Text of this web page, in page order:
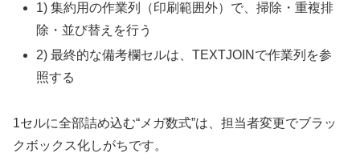
1) 集約用の作業列（印刷範囲外）で、掃除・重複排
除・並び替えを行う
2) 最終的な備考欄セルは、TEXTJOINで作業列を参
照する
1セルに全部詰め込む“メガ数式”は、担当者変更でブラッ
クボックス化しがちです。